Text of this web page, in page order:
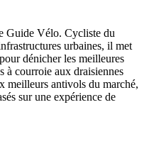
Guide Vélo. Cycliste du
urbaines, il met
dénicher les meilleures
à courroie aux draisiennes
meilleurs antivols du marché,
sur une expérience de